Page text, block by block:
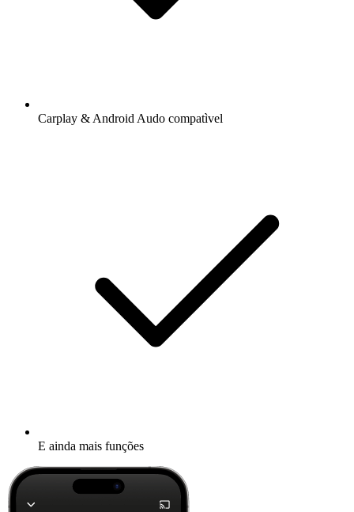
Carplay & Android Audo compatìvel
E ainda mais funções